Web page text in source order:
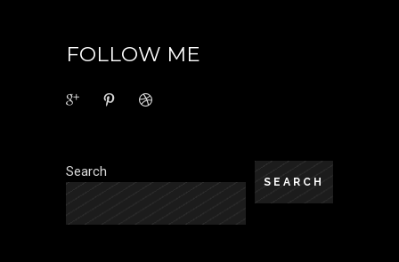
FOLLOW ME
Search
SEARCH